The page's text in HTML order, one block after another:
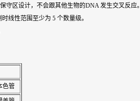
守区设计，不会跟其他生物的DNA 发生交叉反应。
线性范围至少为 5 个数量级。
色管